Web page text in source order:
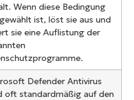
Wenn diese Bedingung
ist, löst sie aus und
sie eine Auflistung der
Defender Antivirus
oft standardmäßig auf den